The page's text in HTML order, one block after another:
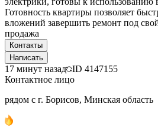
Готовность квартиры позволяет
вложений завершить ремонт под
продажа
Контакты
Написать
17 минут назад ID 4147155
Контактное лицо
рядом с г. Борисов, Минская область